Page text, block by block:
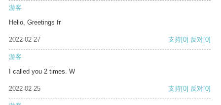
游客
Hello, Greetings fr
2022-02-27 支持[0] 反对[0]
游客
I called you 2 times. W
2022-02-25 支持[0] 反对[0]